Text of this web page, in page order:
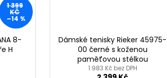
1 399
KČ
–14 %
8-
H
Dámské tenisky Rieker 45975-
00 černé s koženou
paměťovou stélkou
1 983 Kč bez DPH